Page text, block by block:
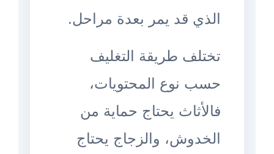
الذي قد يمر بعدة مراحل.
تختلف طريقة التغليف
حسب نوع المحتويات،
فالأثاث يحتاج حماية من
الخدوش، والزجاج يحتاج